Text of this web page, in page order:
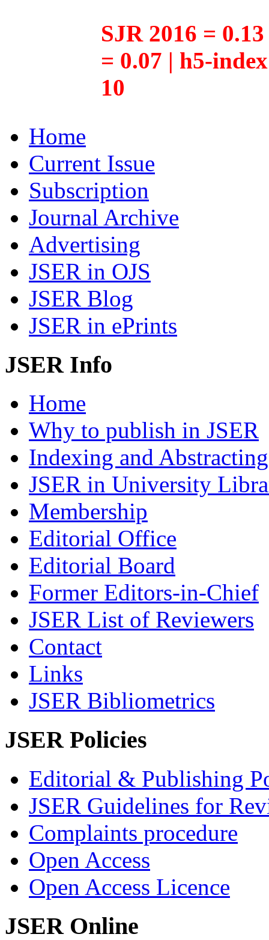
SJR 2016 =
= 0.07 | h5-
10
Home
Current Issue
Subscription
Journal Archive
Advertising
JSER in OJS
JSER Blog
JSER in ePrints
JSER Info
Home
Why to publish in JSER
Indexing and Abstracting
JSER in University
Membership
Editorial Office
Editorial Board
Former Editors-in-Chief
JSER List of Reviewers
Contact
Links
JSER Bibliometrics
JSER Policies
Editorial & Publishing
JSER Guidelines for
Complaints procedure
Open Access
Open Access Licence
JSER Online